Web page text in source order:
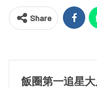
Share
飯圈第一追星